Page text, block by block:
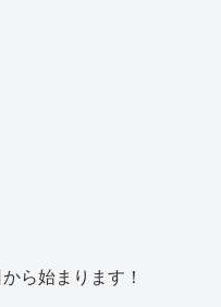
ら始まります！